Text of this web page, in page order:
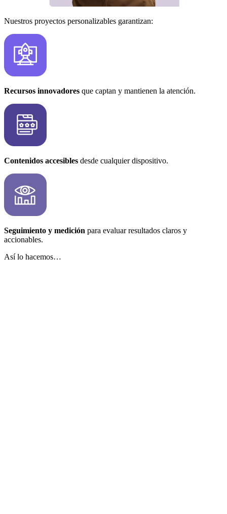
Nuestros proyectos personalizables garantizan:
Recursos innovadores que captan y mantienen la atención.
Contenidos accesibles desde cualquier dispositivo.
Seguimiento y medición para evaluar resultados claros y
accionables.
Así lo hacemos…